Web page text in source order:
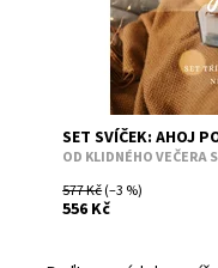
SET SVÍČEK: AHOJ
OD KLIDNÉHO VEČERA
577 Kč(–3 %)
556 Kč